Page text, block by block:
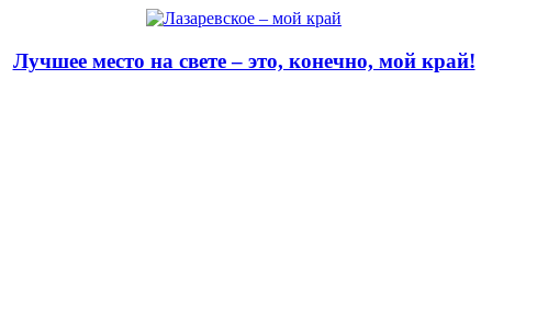
Лучшее место на свете – это, конечно, мой край!